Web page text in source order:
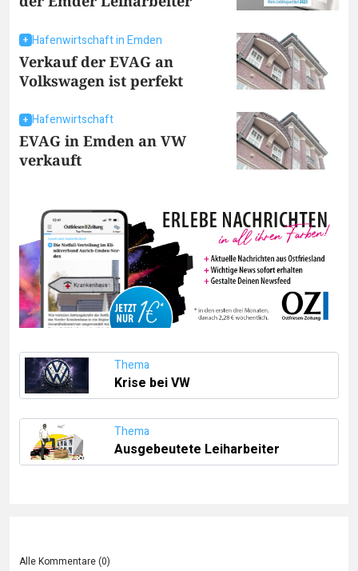
Hafenwirtschaft in Emden
Verkauf der EVAG an
Volkswagen ist perfekt
Hafenwirtschaft
EVAG in Emden an VW
verkauft
Thema
Krise bei VW
Thema
Ausgebeutete Leiharbeiter
Alle Kommentare (0)